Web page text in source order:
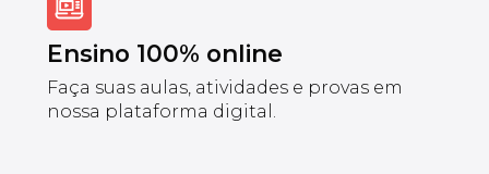
Ensino 100% online
Faça suas aulas, atividades e provas em
nossa plataforma digital.